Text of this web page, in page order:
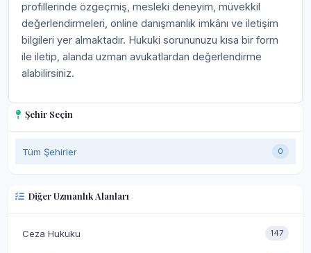
Şehir Seçin
Tüm Şehirler 0
Diğer Uzmanlık Alanları
Ceza Hukuku 147
profillerinde özgeçmiş, mesleki deneyim, müvekkil
değerlendirmeleri, online danışmanlık imkânı ve iletişim
bilgileri yer almaktadır. Hukuki sorununuzu kısa bir form
ile iletip, alanda uzman avukatlardan değerlendirme
alabilirsiniz.